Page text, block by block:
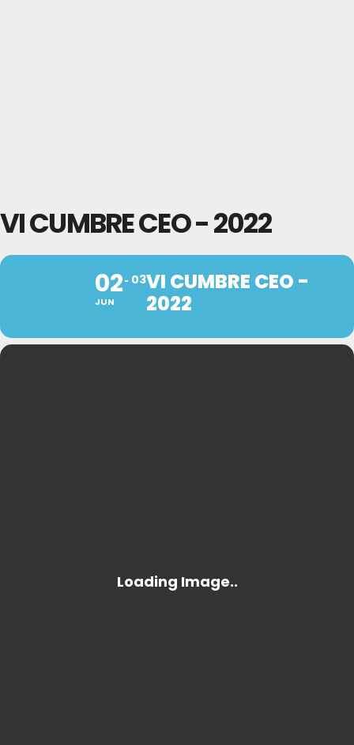
VI CUMBRE CEO - 2022
02
JUN
03VI CUMBRE CEO -
2022